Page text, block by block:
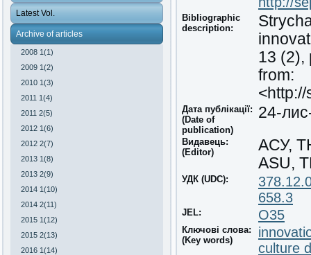
Latest Vol.
Archive of articles
2008 1(1)
2009 1(2)
2010 1(3)
2011 1(4)
2011 2(5)
2012 1(6)
2012 2(7)
2013 1(8)
2013 2(9)
2014 1(10)
2014 2(11)
2015 1(12)
2015 2(13)
2016 1(14)
Bibliographic
description:
13 (2),
from:
Дата публікації:
(Date of
publication)
24-
Видавець:
(Editor)
АСУ,
ASU,
УДК (UDC):
658.3
JEL: O35
Ключові слова:
(Key words)
culture